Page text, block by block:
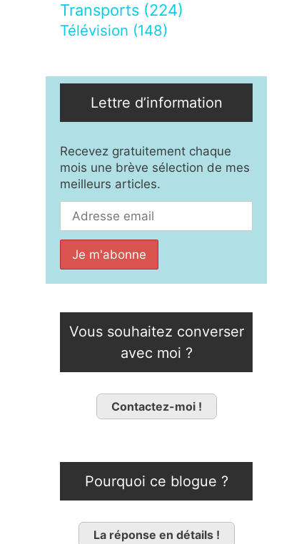
Transports (224)
Télévision (148)
Lettre d’information
Recevez gratuitement chaque
mois une brève sélection de mes
meilleurs articles.
Vous souhaitez converser
avec moi ?
Contactez-moi !
Pourquoi ce blogue ?
La réponse en détails !